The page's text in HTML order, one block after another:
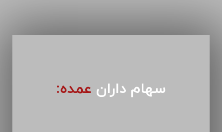
سهام داران عمده: